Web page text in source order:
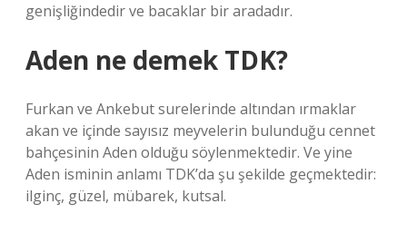
genişliğindedir ve bacaklar bir aradadır.
Aden ne demek TDK?
Furkan ve Ankebut surelerinde altından ırmaklar
akan ve içinde sayısız meyvelerin bulunduğu cennet
bahçesinin Aden olduğu söylenmektedir. Ve yine
Aden isminin anlamı TDK’da şu şekilde geçmektedir:
ilginç, güzel, mübarek, kutsal.